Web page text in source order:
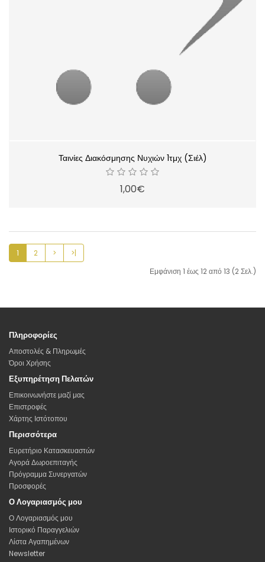
Ταινίες Διακόσμησης Νυχιών 1τμχ (Σιέλ)
1,00€
1 2 >
>|
Εμφάνιση 1 έως 12 από 13 (2 Σελ.)
Πληροφορίες
Αποστολές & Πληρωμές
Όροι Χρήσης
Εξυπηρέτηση Πελατών
Επικοινωνήστε μαζί μας
Επιστροφές
Χάρτης Ιστότοπου
Περισσότερα
Ευρετήριο Κατασκευαστών
Αγορά Δωροεπιταγής
Πρόγραμμα Συνεργατών
Προσφορές
Ο Λογαριασμός μου
Ο Λογαριασμός μου
Ιστορικό Παραγγελιών
Λίστα Αγαπημένων
Newsletter